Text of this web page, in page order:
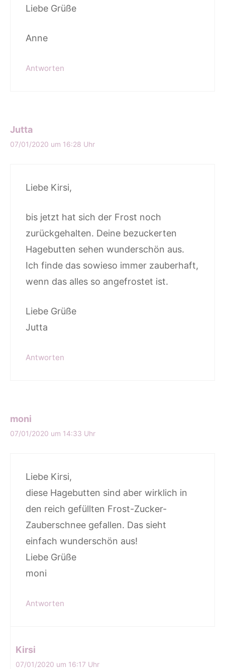
Liebe Grüße
Anne
Antworten
Jutta
07/01/2020 um 16:28 Uhr
Liebe Kirsi,
bis jetzt hat sich der Frost noch
zurückgehalten. Deine bezuckerten
Hagebutten sehen wunderschön aus.
Ich finde das sowieso immer zauberhaft,
wenn das alles so angefrostet ist.
Liebe Grüße
Jutta
Antworten
moni
07/01/2020 um 14:33 Uhr
Liebe Kirsi,
diese Hagebutten sind aber wirklich in
den reich gefüllten Frost-Zucker-
Zauberschnee gefallen. Das sieht
einfach wunderschön aus!
Liebe Grüße
moni
Antworten
Kirsi
07/01/2020 um 16:17 Uhr